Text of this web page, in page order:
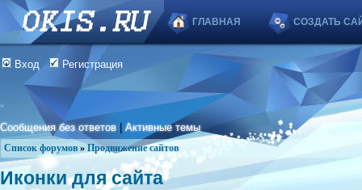
ГЛАВНАЯ СОЗДАТЬ
Вход Регистрация
Сообщения без ответов |Активные темы
Список форумов » Продвижение сайтов
Иконки для сайта